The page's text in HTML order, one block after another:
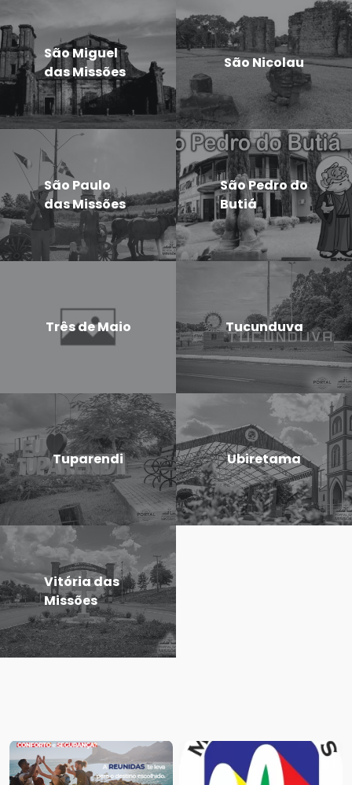
São Miguel
das Missões
São Nicolau
São Paulo
das Missões
São Pedro do
Butiá
Três de Maio Tucunduva
Tuparendi Ubiretama
Vitória das
Missões